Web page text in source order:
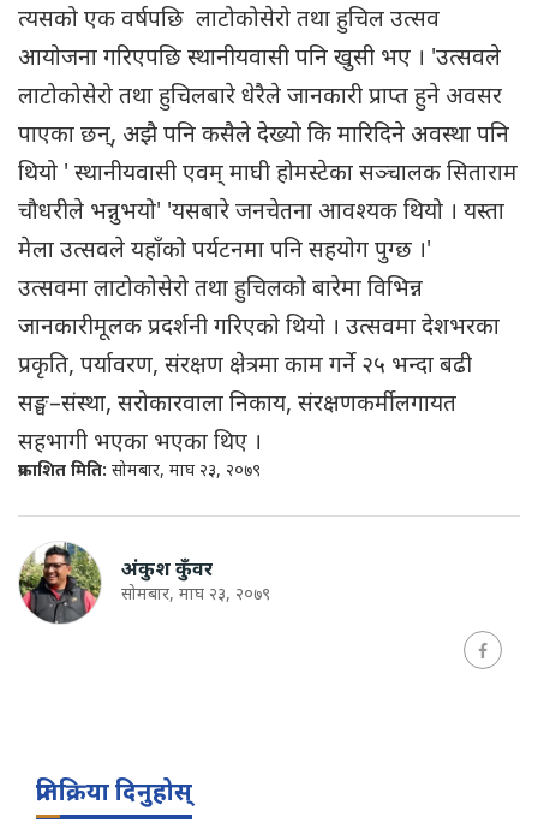
त्यसको एक वर्षपछि लाटोकोसेरो तथा हुचिल उत्सव
आयोजना गरिएपछि स्थानीयवासी पनि खुसी भए । 'उत्सवले
लाटोकोसेरो तथा हुचिलबारे धेरैले जानकारी प्राप्त हुने अवसर
पाएका छन्, अझै पनि कसैले देख्यो कि मारिदिने अवस्था पनि
थियो ' स्थानीयवासी एवम् माघी होमस्टेका सञ्चालक सिताराम
चौधरीले भन्नुभयो' 'यसबारे जनचेतना आवश्यक थियो । यस्ता
मेला उत्सवले यहाँको पर्यटनमा पनि सहयोग पुग्छ ।'
उत्सवमा लाटोकोसेरो तथा हुचिलको बारेमा विभिन्न
जानकारीमूलक प्रदर्शनी गरिएको थियो । उत्सवमा देशभरका
प्रकृति, पर्यावरण, संरक्षण क्षेत्रमा काम गर्ने २५ भन्दा बढी
सङ्घ–संस्था, सरोकारवाला निकाय, संरक्षणकर्मीलगायत
सहभागी भएका भएका थिए ।
प्रकाशित मिति: सोमबार, माघ २३, २०७९
अंकुश कुँवर
सोमबार, माघ २३, २०७९
प्रतिक्रिया दिनुहोस्